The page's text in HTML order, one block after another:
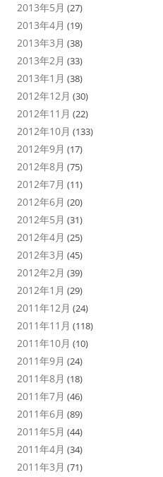
2013年5月 (27)
2013年4月 (19)
2013年3月 (38)
2013年2月 (33)
2013年1月 (38)
2012年12月 (30)
2012年11月 (22)
2012年10月 (133)
2012年9月 (17)
2012年8月 (75)
2012年7月 (11)
2012年6月 (20)
2012年5月 (31)
2012年4月 (25)
2012年3月 (45)
2012年2月 (39)
2012年1月 (29)
2011年12月 (24)
2011年11月 (118)
2011年10月 (10)
2011年9月 (24)
2011年8月 (18)
2011年7月 (46)
2011年6月 (89)
2011年5月 (44)
2011年4月 (34)
2011年3月 (71)